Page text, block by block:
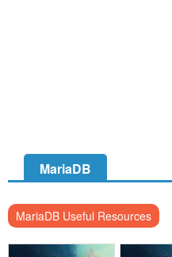
MariaDB
MariaDB Useful Resources